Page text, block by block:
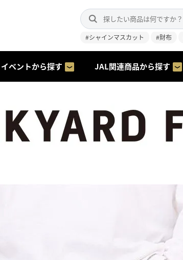
#シャインマスカット #財布
イベントから探す JAL関連商品から探す